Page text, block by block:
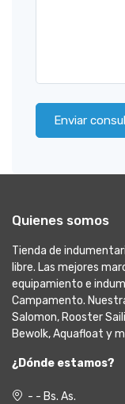
Enviar
Quienes somos
Tienda de
libre. Las mejores
equipamiento e
Campamento.
Salomon, Rooster
Bewolk, Aquafloat y
¿Dónde estamos?
- - Bs. As.